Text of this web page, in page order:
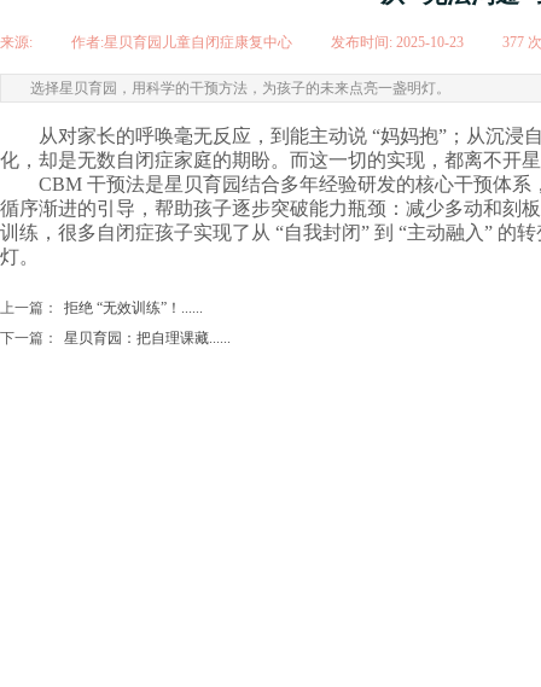
来源: 作者:星贝育园儿童自闭症康复中心 发布时间: 2025-10-23 377
选择星贝育园，用科学的干预方法，为孩子的未来点亮一盏明灯。
从对家长的呼唤毫无反应，到能主动说 “妈妈抱”；从沉
化，却是无数自闭症家庭的期盼。而这一切的实现，都离不开
CBM 干预法是星贝育园结合多年经验研发的核心干预体
循序渐进的引导，帮助孩子逐步突破能力瓶颈：减少多动和刻
训练，很多自闭症孩子实现了从 “自我封闭” 到 “主动融入” 的
灯。
上一篇：
拒绝 “无效训练”！......
下一篇：
星贝育园：把自理课藏......